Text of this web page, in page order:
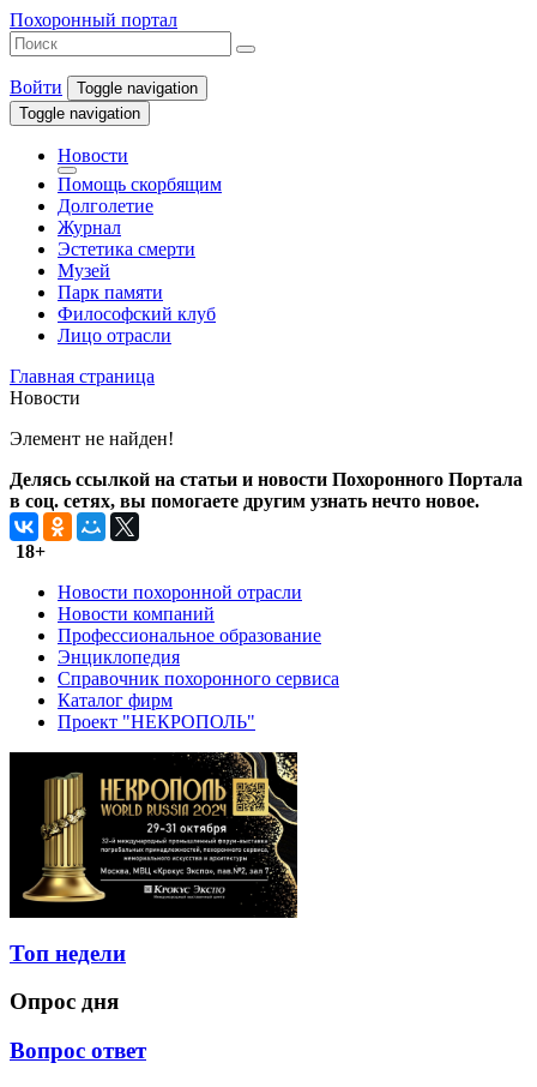
Похоронный портал
Войти
Toggle navigation
Toggle navigation
Новости
Помощь скорбящим
Долголетие
Журнал
Эстетика смерти
Музей
Парк памяти
Философский клуб
Лицо отрасли
Главная страница
Новости
Элемент не найден!
Делясь ссылкой на статьи и новости Похоронного Портала
в соц. сетях, вы помогаете другим узнать нечто новое.
18+
Новости похоронной отрасли
Новости компаний
Профессиональное образование
Энциклопедия
Справочник похоронного сервиса
Каталог фирм
Проект "НЕКРОПОЛЬ"
Топ недели
Опрос дня
Вопрос ответ